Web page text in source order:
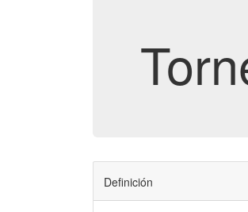
Definición